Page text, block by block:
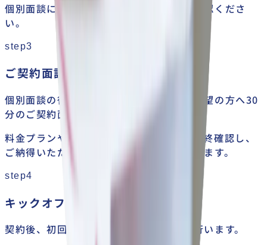
個別面談については
のページをご確認くださ
い。
step3
ご契約面談【30分】
個別面談の後日、もしくは同日内に、ご希望の方へ30
分のご契約面談を行います。
料金プランやスケジュール、契約内容を最終確認し、
ご納得いただいた上でお申し込みいただけます。
step4
キックオフ授業【初回授業】
契約後、初回授業（キックオフ授業）を行います。